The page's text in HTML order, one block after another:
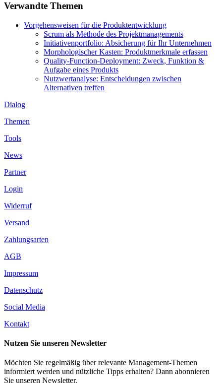
Verwandte Themen
Vorgehensweisen für die Produktentwicklung
Scrum als Methode des Projektmanagements
Initiativenportfolio: Absicherung für Ihr Unternehmen
Morphologischer Kasten: Produktmerkmale erfassen
Quality-Function-Deployment: Zweck, Funktion &
Aufgabe eines Produkts
Nutzwertanalyse: Entscheidungen zwischen
Alternativen treffen
Dialog
Themen
Tools
News
Partner
Login
Widerruf
Versand
Zahlungsarten
AGB
Impressum
Datenschutz
Social Media
Kontakt
Nutzen Sie unseren Newsletter
Möchten Sie regelmäßig über relevante Management-Themen
informiert werden und nützliche Tipps erhalten? Dann abonnieren
Sie unseren Newsletter.